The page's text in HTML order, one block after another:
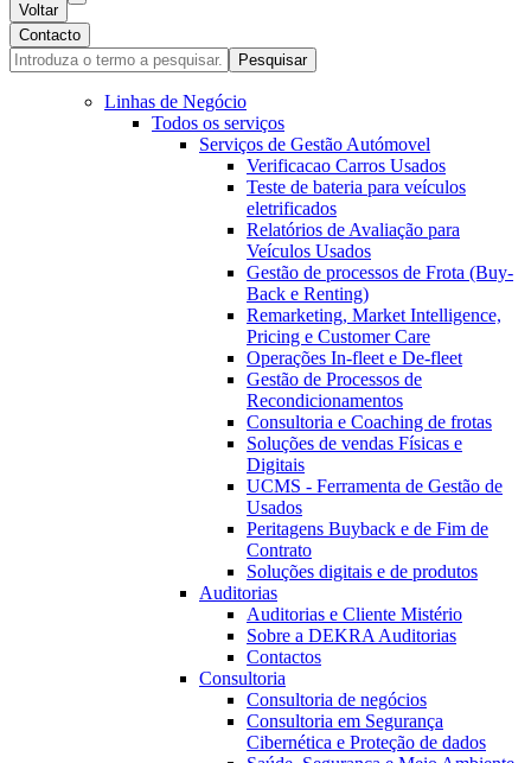
Voltar
Contacto
Pesquisar
Linhas de Negócio
Todos os serviços
Serviços de Gestão Autómovel
Verificacao Carros Usados
Teste de bateria para veículos
eletrificados
Relatórios de Avaliação para
Veículos Usados
Gestão de processos de Frota (Buy-
Back e Renting)
Remarketing, Market Intelligence,
Pricing e Customer Care
Operações In-fleet e De-fleet
Gestão de Processos de
Recondicionamentos
Consultoria e Coaching de frotas
Soluções de vendas Físicas e
Digitais
UCMS - Ferramenta de Gestão de
Usados
Peritagens Buyback e de Fim de
Contrato
Soluções digitais e de produtos
Auditorias
Auditorias e Cliente Mistério
Sobre a DEKRA Auditorias
Contactos
Consultoria
Consultoria de negócios
Consultoria em Segurança
Cibernética e Proteção de dados